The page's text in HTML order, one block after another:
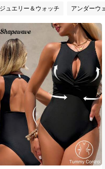
ジュエリー＆ウォッチ アンダーウ